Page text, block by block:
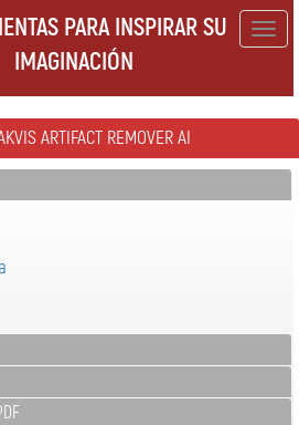
PARA INSPIRAR SU
IMAGINACIÓN
ARTIFACT REMOVER AI